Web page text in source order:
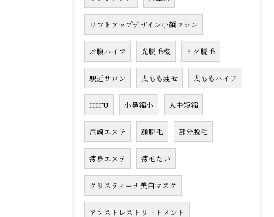
リフトアップデザイン小顔マシン
お腹ハイフ 光脱毛機 ヒゲ脱毛
駅近サロン 太もも痩せ 太ももハイフ
HIFU 小鼻縮小 人中短縮
尼崎エステ 顔脱毛 部分脱毛
痩身エステ 痩せたい
クリスティーナ美白マスク
アンストレストリートメント